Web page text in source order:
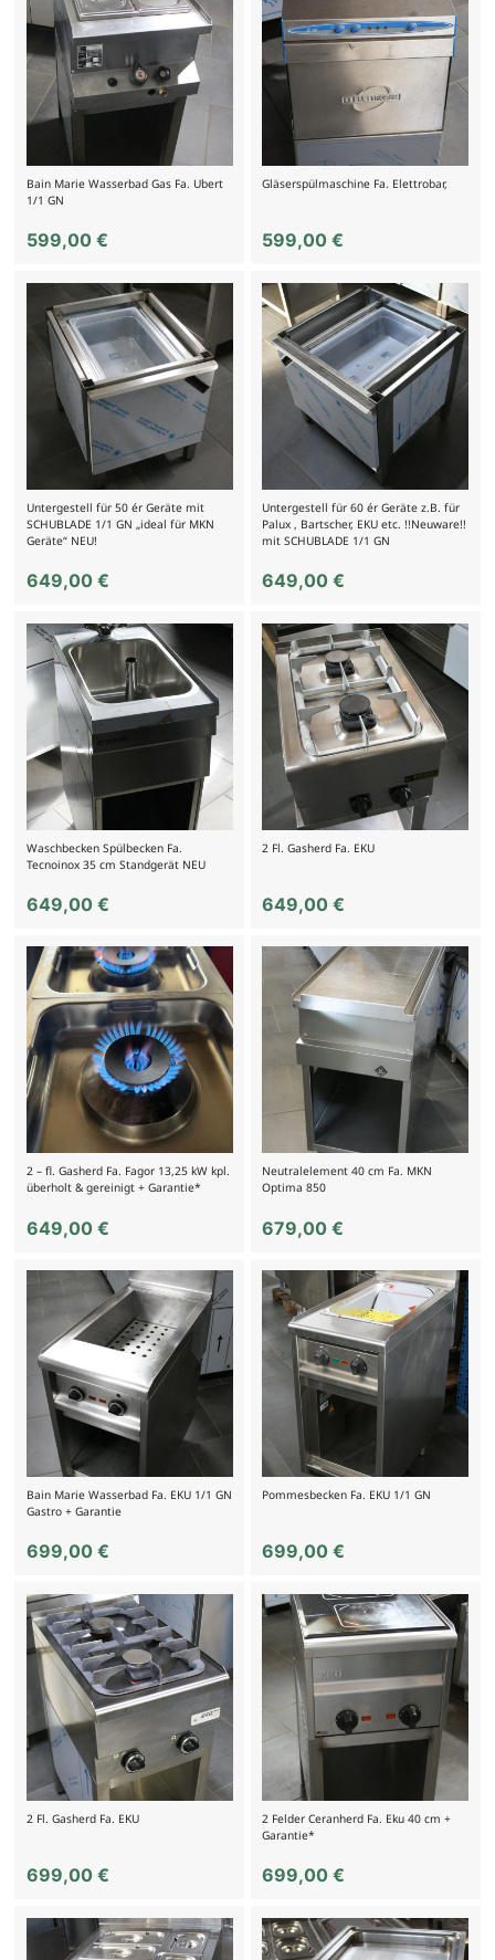
Bain Marie Wasserbad Gas Fa. Ubert
1/1 GN
599,00 €
Gläserspülmaschine Fa. Elettrobar,
599,00€
Untergestell für 50 ér Geräte mit
SCHUBLADE 1/1 GN „ideal für MKN
Geräte“ NEU!
649,00 €
Untergestell für 60 ér Geräte z.B. für
Palux , Bartscher, EKU etc. !!Neuware!!
mit SCHUBLADE 1/1 GN
649,00€
Waschbecken Spülbecken Fa.
Tecnoinox 35 cm Standgerät NEU
649,00 €
2 Fl. Gasherd Fa. EKU
649,00€
2 – fl. Gasherd Fa. Fagor 13,25 kW kpl.
überholt & gereinigt + Garantie*
649,00 €
Neutralelement 40 cm Fa. MKN
Optima 850
679,00€
Bain Marie Wasserbad Fa. EKU 1/1 GN
Gastro + Garantie
699,00 €
Pommesbecken Fa. EKU 1/1 GN
699,00€
2 Fl. Gasherd Fa. EKU
699,00 €
2 Felder Ceranherd Fa. Eku 40 cm +
Garantie*
699,00€